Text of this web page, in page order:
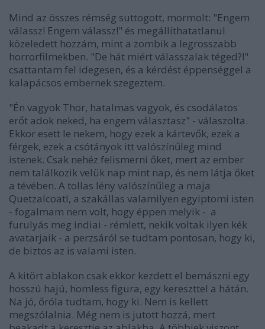
Mind az összes rémség suttogott, mormolt: "Engem
válassz! Engem válassz!" és megállíthatatlanul
közeledett hozzám, mint a zombik a legrosszabb
horrorfilmekben. "De hát miért válasszalak téged?!"
csattantam fel idegesen, és a kérdést éppenséggel a
kalapácsos embernek szegeztem.
"Én vagyok Thor, hatalmas vagyok, és csodálatos
erőt adok neked, ha engem választasz" - válaszolta.
Ekkor esett le nekem, hogy ezek a kártevők, ezek a
férgek, ezek a csótányok itt valószínűleg mind
istenek. Csak nehéz felismerni őket, mert az ember
nem találkozik velük nap mint nap, és nem látja őket
a tévében. A tollas lény valószínűleg a maja
Quetzalcoatl, a szakállas valamilyen egyiptomi isten
- fogalmam nem volt, hogy éppen melyik - a
furulyás meg indiai - rémlett, nekik voltak ilyen kék
avatarjaik - a perzsáról se tudtam pontosan, hogy ki,
de biztos az is valami isten.
A kitört ablakon csak ekkor kezdett el bemászni egy
hosszú hajú, homless figura, egy kereszttel a hátán.
Na jó, őróla tudtam, hogy ki. Nem is kellett
megszólalnia. Még nem is jutott hozzá, mert